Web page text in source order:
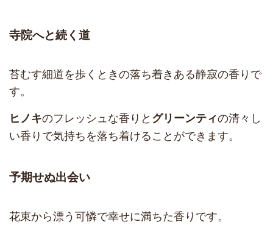
寺院へと続く道
苔むす細道を歩くときの落ち着きある静寂の香りで
す。
ヒノキのフレッシュな香りとグリーンティの清々し
い香りで気持ちを落ち着けることができます。
予期せぬ出会い
花束から漂う可憐で幸せに満ちた香りです。